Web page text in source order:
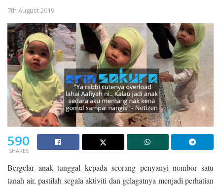
7th August 2019
590
SHARES
Bergelar anak tunggal kepada seorang penyanyi nombor satu
tanah air, pastilah segala aktiviti dan gelagatnya menjadi perhatian